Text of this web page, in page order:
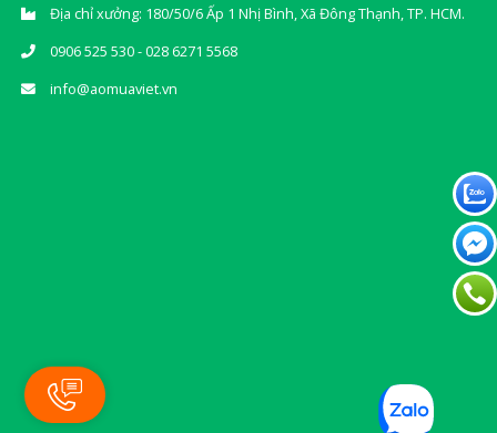
Địa chỉ xưởng: 180/50/6 Ấp 1 Nhị Bình, Xã Đông Thạnh, TP. HCM.
0906 525 530 - 028 6271 5568
info@aomuaviet.vn